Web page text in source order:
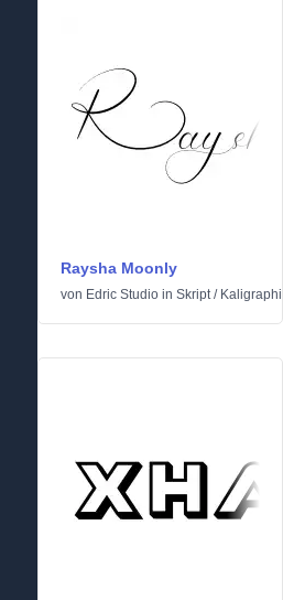
Raysha Moonly
von Edric Studio in Skript/